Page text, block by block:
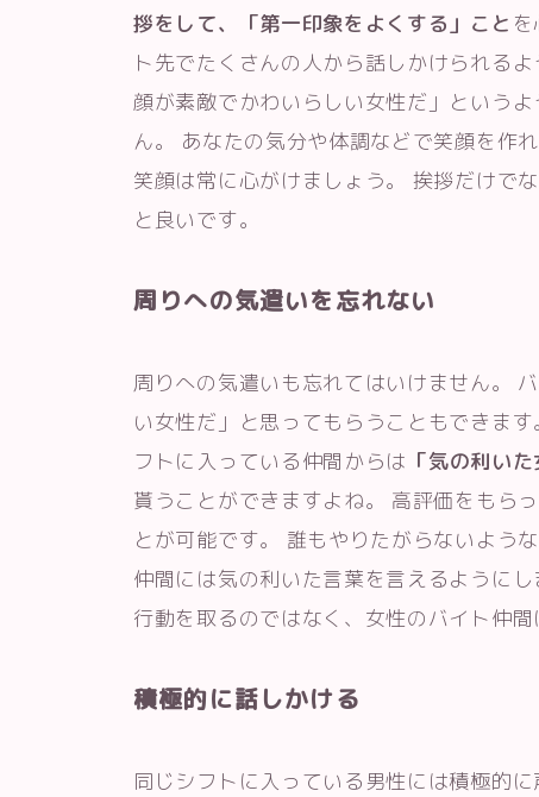
拶をして、「第一印象をよくする」こと
ト先でたくさんの人から話しかけられる
顔が素敵でかわいらしい女性だ」という
ん。 あなたの気分や体調などで笑顔を作
笑顔は常に心がけましょう。 挨拶だけで
と良いです。
周りへの気遣いを忘れない
周りへの気遣いも忘れてはいけません。
い女性だ」と思ってもらうこともできま
フトに入っている仲間からは 「気の利い
貰うことができますよね。 高評価をもら
とが可能です。 誰もやりたがらないよう
仲間には気の利いた言葉を言えるように
行動を取るのではなく、女性のバイト仲間
積極的に話しかける
同じシフトに入っている男性には積極的